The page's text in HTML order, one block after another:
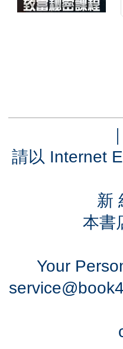
｜
請以 Internet
新
本書
Your